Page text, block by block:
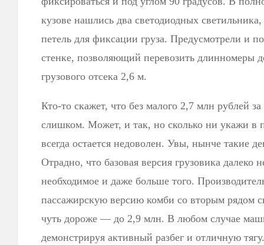
кузове нашлись два светодиодных
петель для фиксации груза. Предусмотрели и
стенке, позволяющий перевозить длинномеры
грузового отсека 2,6 м.
Кто-то скажет, что без малого 2,7 млн рублей
слишком. Может, и так, но сколько ни укажи в
всегда остается недоволен. Увы, нынче такие
Отрадно, что базовая версия грузовика далеко
необходимое и даже больше того.
пассажирскую версию комби со вторым рядом
чуть дороже — до 2,9 млн. В любом случае
демонстрируя активный разбег и отличную